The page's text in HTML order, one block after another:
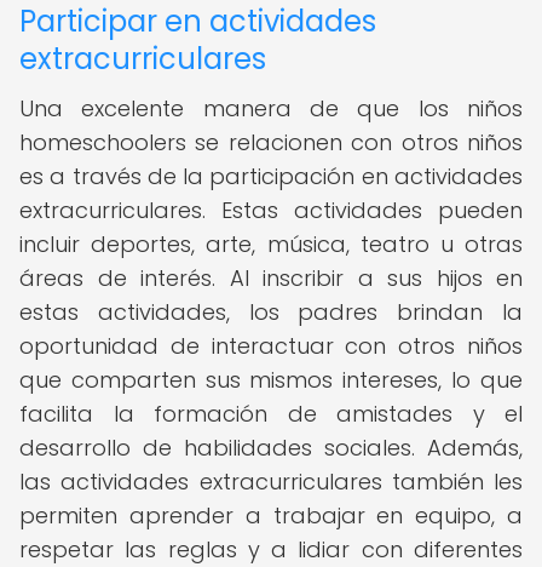
Participar en actividades
extracurriculares
Una excelente manera de que los niños
homeschoolers se relacionen con otros niños
es a través de la participación en actividades
extracurriculares. Estas actividades pueden
incluir deportes, arte, música, teatro u otras
áreas de interés. Al inscribir a sus hijos en
estas actividades, los padres brindan la
oportunidad de interactuar con otros niños
que comparten sus mismos intereses, lo que
facilita la formación de amistades y el
desarrollo de habilidades sociales. Además,
las actividades extracurriculares también les
permiten aprender a trabajar en equipo, a
respetar las reglas y a lidiar con diferentes